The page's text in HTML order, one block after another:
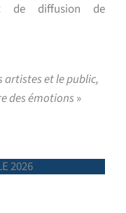
de diffusion de
artistes et le public,
des émotions »
2026